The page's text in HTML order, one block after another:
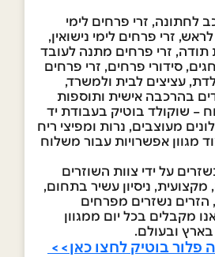
לחתונה, זרי פרחים לימי
זרי פרחים לימי נישואין,
תודה, זרי פרחים מתנה לעובד
סידורי פרחים, זרי פרחים
עציצים לבית ולמשרד,
בהרכבה אישית ותוספות
– שוקולד בוטיק בעבודת יד
מעוצבים, נרות ומפיצי ריח
מגוון אפשרויות עבור משלוח
על ידי צוות השוזרים
ניסיון עשיר בתחום,
הזרים נשזרים מפרחים
מקבלים בכל יום ממגוון
ובעולם.
פלור בוטיק לחצו כאן>>